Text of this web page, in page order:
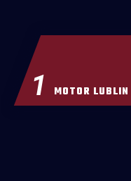
MOTOR LUBLIN
1